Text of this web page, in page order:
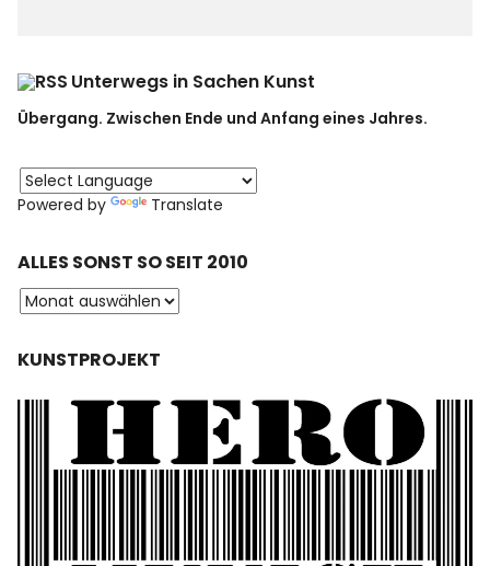
Unterwegs in Sachen Kunst
Übergang. Zwischen Ende und Anfang eines Jahres.
Powered by Translate
ALLES SONST SO SEIT 2010
KUNSTPROJEKT